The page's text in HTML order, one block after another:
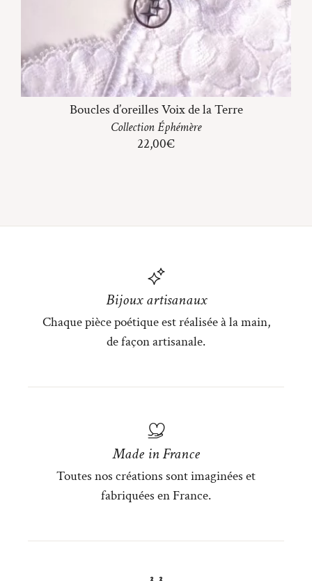
Boucles d’oreilles Voix de la Terre
CollectionÉphémère
22,00€
Bijoux artisanaux
Chaque pièce poétique est réalisée à la main,
de façon artisanale.
Made in France
Toutes nos créations sont imaginées et
fabriquées en France.